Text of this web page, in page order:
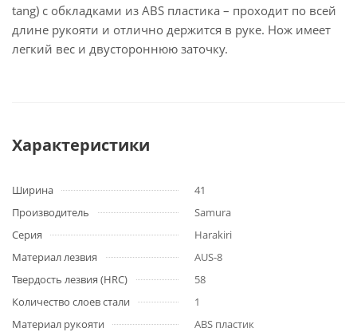
tang) с обкладками из ABS пластика – проходит по всей
длине рукояти и отлично держится в руке. Нож имеет
легкий вес и двустороннюю заточку.
Характеристики
Ширина
41
Производитель
Samura
Серия
Harakiri
Материал лезвия
AUS-8
Твердость лезвия (HRC)
58
Количество слоев стали
1
Материал рукояти
ABS пластик